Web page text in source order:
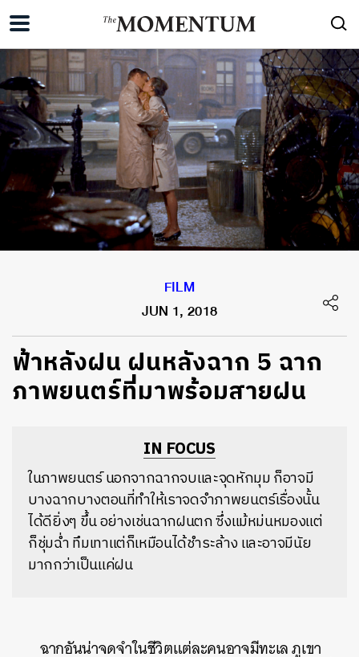
FILM
JUN 1, 2018
ฟ้าหลังฝน ฝนหลังฉาก 5 ฉาก
ภาพยนตร์ที่มาพร้อมสายฝน
IN FOCUS
ในภาพยนตร์ นอกจากฉากจบและจุดหักมุม ก็อาจมี
บางฉากบางตอนที่ทำให้เราจดจำภาพยนตร์เรื่องนั้น
ได้ดียิ่งๆ ขึ้น อย่างเช่นฉากฝนตก ซึ่งแม้หม่นหมองแต่
ก็ชุ่มฉ่ำ ทึมเทาแต่ก็เหมือนได้ชำระล้าง และอาจมีนัย
มากกว่าเป็นแค่ฝน
ฉากอันน่าจดจำในชีวิตแต่ละคนอาจมีทะเล ภูเขา